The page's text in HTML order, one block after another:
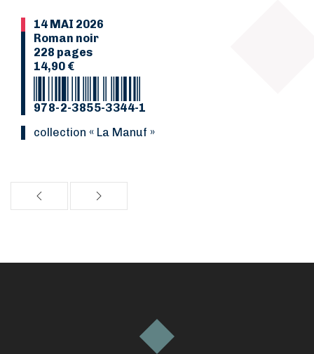
14 MAI 2026
Roman noir
228 pages
14,90 €
978-2-3855-3344-1
collection « La Manuf »